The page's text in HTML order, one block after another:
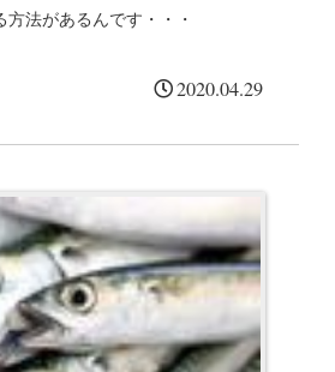
方法があるんです・・・
2020.04.29